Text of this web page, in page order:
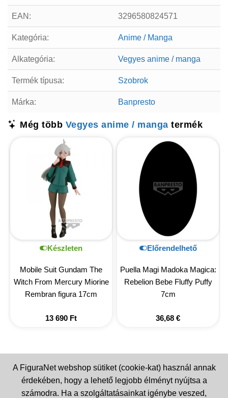
EAN: 3296580824571
Kategória: Anime / Manga
Alkategória: Vegyes anime / manga
Termék típusa: Szobrok
Márka: Banpresto
Még több Vegyes anime / manga termék
Készleten
Mobile Suit Gundam The
Witch From Mercury Miorine
Rembran figura 17cm
13 690 Ft
Előrendelhető
Puella Magi Madoka Magica:
Rebelion Bebe Fluffy Puffy
7cm
36,68 €
A FiguraNet webshop sütiket (cookie-kat) használ annak
érdekében, hogy a lehető legjobb élményt nyújtsa a
számodra. Ha a szolgáltatásainkat igénybe veszed,